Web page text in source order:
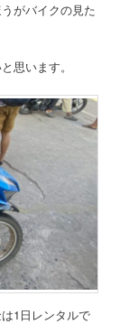
がバイクの見た
思います。
1日レンタルで